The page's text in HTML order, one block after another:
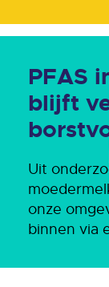
PFAS
blijft
Uit
onze
binnen via